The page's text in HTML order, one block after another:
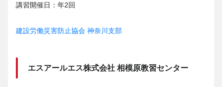
講習開催日：年2回
建設労働災害防止協会 神奈川支部
エスアールエス株式会社 相模原教習センター